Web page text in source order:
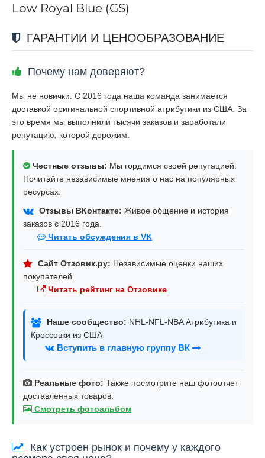
Low Royal Blue (GS)
ГАРАНТИИ И ЦЕНООБРАЗОВАНИЕ
Почему нам доверяют?
Мы не новички. С 2016 года наша команда занимается
доставкой оригинальной спортивной атрибутики из США. За
это время мы выполнили тысячи заказов и заработали
репутацию, которой дорожим.
Честные отзывы: Мы гордимся своей репутацией.
Почитайте независимые мнения о нас на популярных
ресурсах:
Отзывы ВКонтакте: Живое общение и история
заказов с 2016 года.
Читать обсуждения в VK
Сайт Отзовик.ру: Независимые оценки наших
покупателей.
Читать рейтинг на Отзовике
Наше сообщество: NHL-NFL-NBA Атрибутика и
Кроссовки из США
Вступить в главную группу ВК
Реальные фото: Также посмотрите наш фотоотчет
доставленных товаров:
Смотреть фотоальбом
Как устроен рынок и почему у каждого